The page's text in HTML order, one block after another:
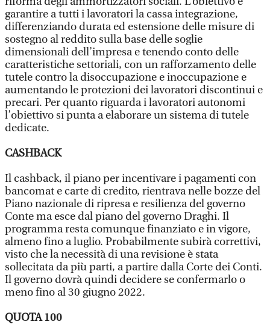
garantire a tutti i lavoratori la cassa integrazione,
differenziando durata ed estensione delle misure di
sostegno al reddito sulla base delle soglie
dimensionali dell’impresa e tenendo conto delle
caratteristiche settoriali, con un rafforzamento delle
tutele contro la disoccupazione e inoccupazione e
aumentando le protezioni dei lavoratori discontinui e
precari. Per quanto riguarda i lavoratori autonomi
l’obiettivo si punta a elaborare un sistema di tutele
dedicate.
CASHBACK
Il cashback, il piano per incentivare i pagamenti con
bancomat e carte di credito, rientrava nelle bozze del
Piano nazionale di ripresa e resilienza del governo
Conte ma esce dal piano del governo Draghi. Il
programma resta comunque finanziato e in vigore,
almeno fino a luglio. Probabilmente subirà correttivi,
visto che la necessità di una revisione è stata
sollecitata da più parti, a partire dalla Corte dei Conti.
Il governo dovrà quindi decidere se confermarlo o
meno fino al 30 giugno 2022.
QUOTA 100